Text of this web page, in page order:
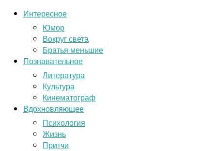
Интересное
Юмор
Вокруг света
Братья меньшие
Познавательное
Литература
Культура
Кинематограф
Вдохновляющее
Психология
Жизнь
Притчи